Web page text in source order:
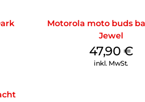
Motorola moto buds
Jewel
47,90 €
inkl. MwSt.